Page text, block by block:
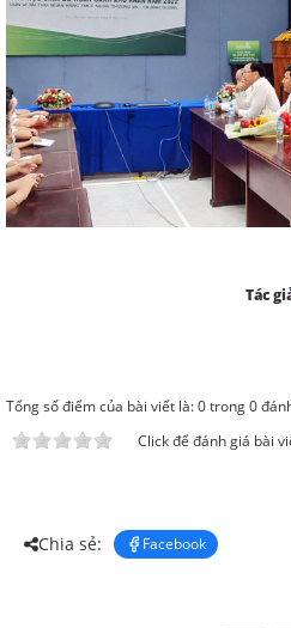
Tác
Tổng số điểm của bài viết là: 0 trong 0
Click để đánh giá bài
Chia sẻ: Facebook